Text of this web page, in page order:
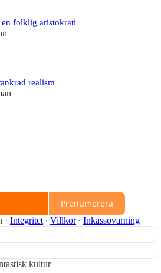
folklig aristokrati
realism
Prenumerera
· Integritet ∙ Villkor∙ Inkassovarning
kultur